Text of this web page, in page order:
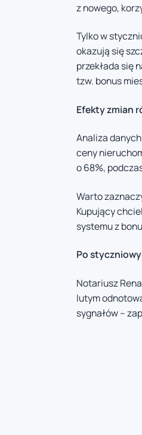
z nowego,
Tylko w
okazują się
przekłada się
tzw. bonus
Efekty zmian
Analiza
ceny
o 68%,
Warto
Kupujący
systemu z
Po
Notariusz
lutym
sygnałów –